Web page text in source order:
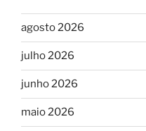
agosto 2026
julho 2026
junho 2026
maio 2026